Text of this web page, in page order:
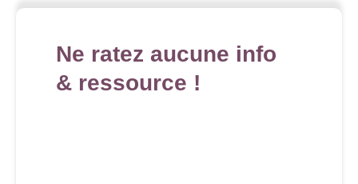
Ne ratez aucune info
& ressource !